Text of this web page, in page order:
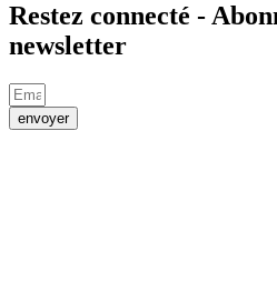
Restez connecté -
newsletter
envoyer